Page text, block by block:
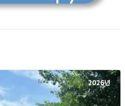
2026년